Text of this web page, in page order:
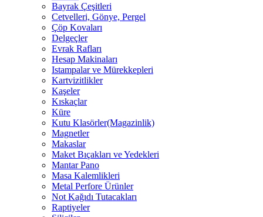
Bayrak Çeşitleri
Cetvelleri, Gönye, Pergel
Çöp Kovaları
Delgeçler
Evrak Rafları
Hesap Makinaları
Istampalar ve Mürekkepleri
Kartvizitlikler
Kaşeler
Kıskaçlar
Küre
Kutu Klasörler(Magazinlik)
Magnetler
Makaslar
Maket Bıçakları ve Yedekleri
Mantar Pano
Masa Kalemlikleri
Metal Perfore Ürünler
Not Kağıdı Tutacakları
Raptiyeler